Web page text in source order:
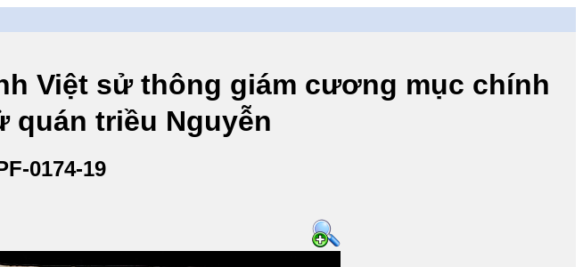
Việt sử thông giám cương mục chính
quán triều Nguyễn
0174-19